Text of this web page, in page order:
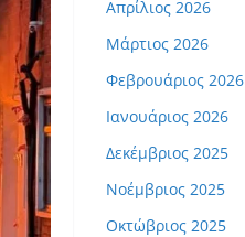
Απρίλιος 2026
Μάρτιος 2026
Φεβρουάριος 2026
Ιανουάριος 2026
Δεκέμβριος 2025
Νοέμβριος 2025
Οκτώβριος 2025